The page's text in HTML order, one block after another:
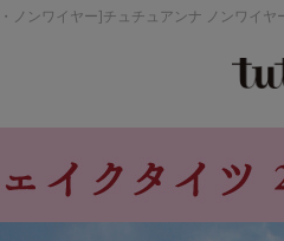
ノンワイヤー]チュチュアンナ ノンワイ
折り畳み パジャマ
ストッキング